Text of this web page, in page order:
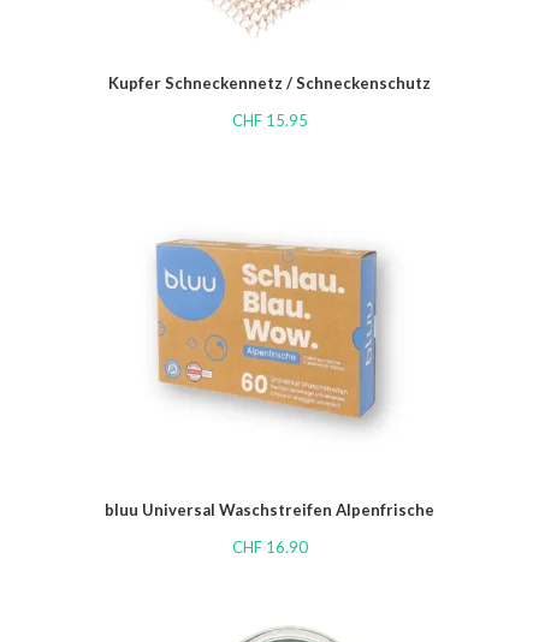
Kupfer Schneckennetz / Schneckenschutz
CHF15.95
bluu Universal Waschstreifen Alpenfrische
CHF16.90